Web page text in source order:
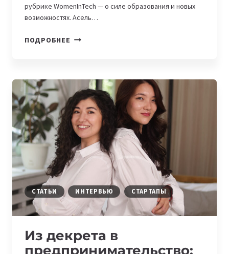
рубрике WomenInTech — о силе образования и новых
возможностях. Асель…
ПОДРОБНЕЕ WOMENINTECH.
МЕНЯЮТ
IT-
СФЕРУ
В
КАЗАХСТАНЕ
УЗБЕКИСТАНЕ
СТАТЬИ ИНТЕРВЬЮ СТАРТАПЫ
Из декрета в
предпринимательство: